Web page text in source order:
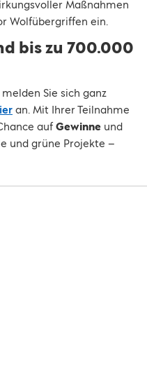
Maßnahmen
Wolfübergriffen ein.
bis zu 700.000
Sie sich ganz
an. Mit Ihrer Teilnahme
aufGewinne und
und grüne Projekte –